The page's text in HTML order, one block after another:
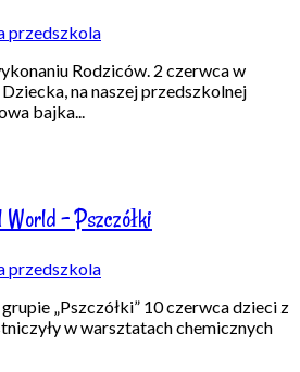
przedszkola
Rodziców. 2 czerwca w
na naszej przedszkolnej
bajka
– Pszczółki
przedszkola
„Pszczółki” 10 czerwca dzieci z
w warsztatach chemicznych